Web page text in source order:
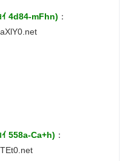
ｲ 4d84-mFhn) ：
ｲ 558a-Ca+h) ：